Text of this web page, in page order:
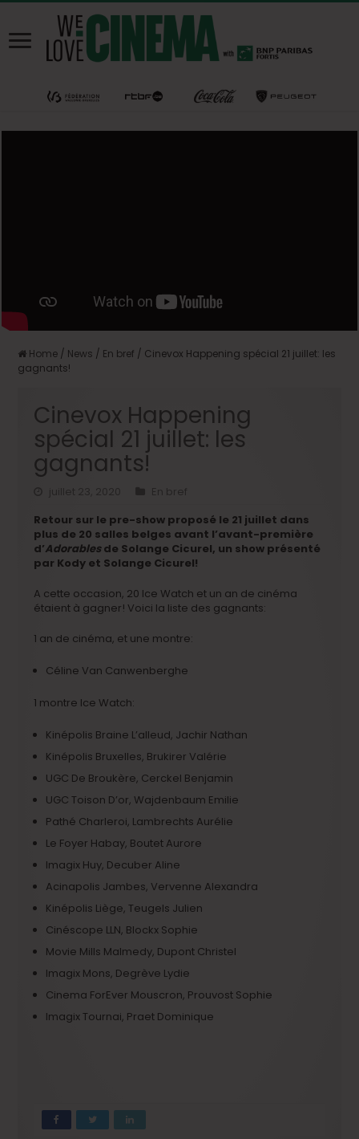
Home / News / En bref / Cinevox Happening spécial 21 juillet: les
gagnants!
Cinevox Happening
spécial 21 juillet: les
gagnants!
juillet 23, 2020
En bref
Retour sur le pre-show proposé le 21 juillet dans
plus de 20 salles belges avant l’avant-première
d’Adorablesde Solange Cicurel, un show présenté
par Kody et Solange Cicurel!
A cette occasion, 20 Ice Watch et un an de cinéma
étaient à gagner! Voici la liste des gagnants:
1 an de cinéma, et une montre:
Céline Van Canwenberghe
1 montre Ice Watch:
Kinépolis Braine L’alleud, Jachir Nathan
Kinépolis Bruxelles, Brukirer Valérie
UGC De Broukère, Cerckel Benjamin
UGC Toison D’or, Wajdenbaum Emilie
Pathé Charleroi, Lambrechts Aurélie
Le Foyer Habay, Boutet Aurore
Imagix Huy, Decuber Aline
Acinapolis Jambes, Vervenne Alexandra
Kinépolis Liège, Teugels Julien
Cinéscope LLN, Blockx Sophie
Movie Mills Malmedy, Dupont Christel
Imagix Mons, Degrève Lydie
Cinema ForEver Mouscron, Prouvost Sophie
Imagix Tournai, Praet Dominique